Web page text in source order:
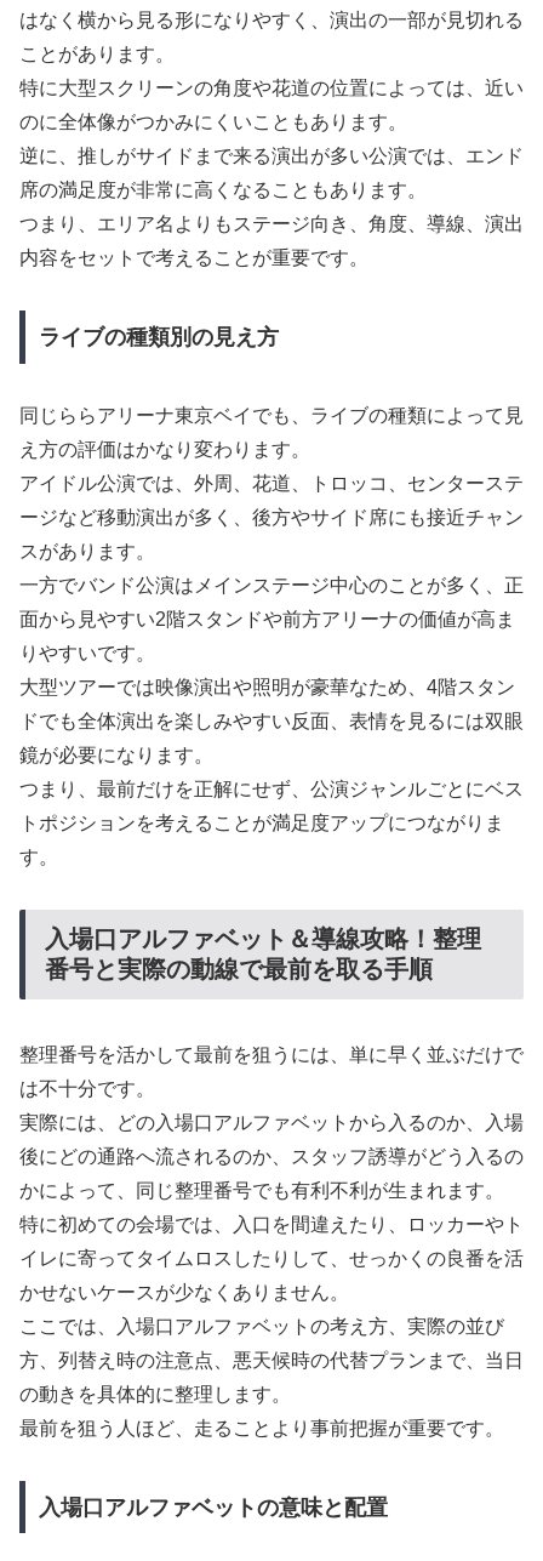
はなく横から見る形になりやすく、演出の一部が見切れる
ことがあります。
特に大型スクリーンの角度や花道の位置によっては、近い
のに全体像がつかみにくいこともあります。
逆に、推しがサイドまで来る演出が多い公演では、エンド
席の満足度が非常に高くなることもあります。
つまり、エリア名よりもステージ向き、角度、導線、演出
内容をセットで考えることが重要です。
ライブの種類別の見え方
同じららアリーナ東京ベイでも、ライブの種類によって見
え方の評価はかなり変わります。
アイドル公演では、外周、花道、トロッコ、センターステ
ージなど移動演出が多く、後方やサイド席にも接近チャン
スがあります。
一方でバンド公演はメインステージ中心のことが多く、正
面から見やすい2階スタンドや前方アリーナの価値が高ま
りやすいです。
大型ツアーでは映像演出や照明が豪華なため、4階スタン
ドでも全体演出を楽しみやすい反面、表情を見るには双眼
鏡が必要になります。
つまり、最前だけを正解にせず、公演ジャンルごとにベス
トポジションを考えることが満足度アップにつながりま
す。
入場口アルファベット＆導線攻略！整理
番号と実際の動線で最前を取る手順
整理番号を活かして最前を狙うには、単に早く並ぶだけで
は不十分です。
実際には、どの入場口アルファベットから入るのか、入場
後にどの通路へ流されるのか、スタッフ誘導がどう入るの
かによって、同じ整理番号でも有利不利が生まれます。
特に初めての会場では、入口を間違えたり、ロッカーやト
イレに寄ってタイムロスしたりして、せっかくの良番を活
かせないケースが少なくありません。
ここでは、入場口アルファベットの考え方、実際の並び
方、列替え時の注意点、悪天候時の代替プランまで、当日
の動きを具体的に整理します。
最前を狙う人ほど、走ることより事前把握が重要です。
入場口アルファベットの意味と配置